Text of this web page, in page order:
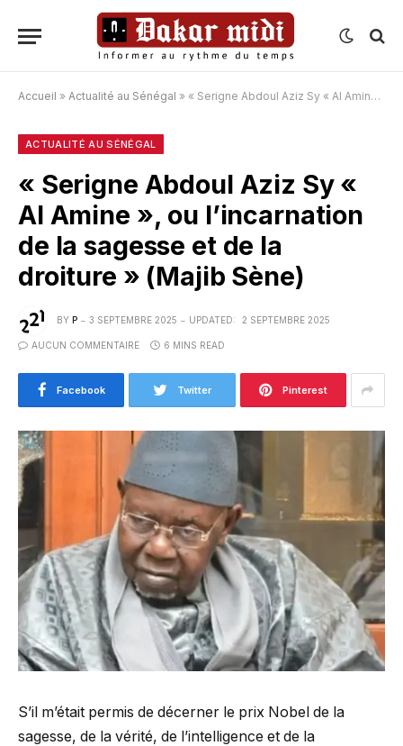
Accueil » Actualité au Sénégal » « Serigne Abdoul Aziz Sy « Al Amine », ou l’incarnation de la sagesse et de la droiture » (Majib Sène)
ACTUALITÉ AU SÉNÉGAL
« Serigne Abdoul Aziz Sy «
Al Amine », ou l’incarnation
de la sagesse et de la
droiture » (Majib Sène)
BY P 3 SEPTEMBRE 2025 UPDATED: 2 SEPTEMBRE 2025
AUCUN COMMENTAIRE 6 MINS READ
Facebook Twitter Pinterest
S’il m’était permis de décerner le prix Nobel de la
sagesse, de la vérité, de l’intelligence et de la